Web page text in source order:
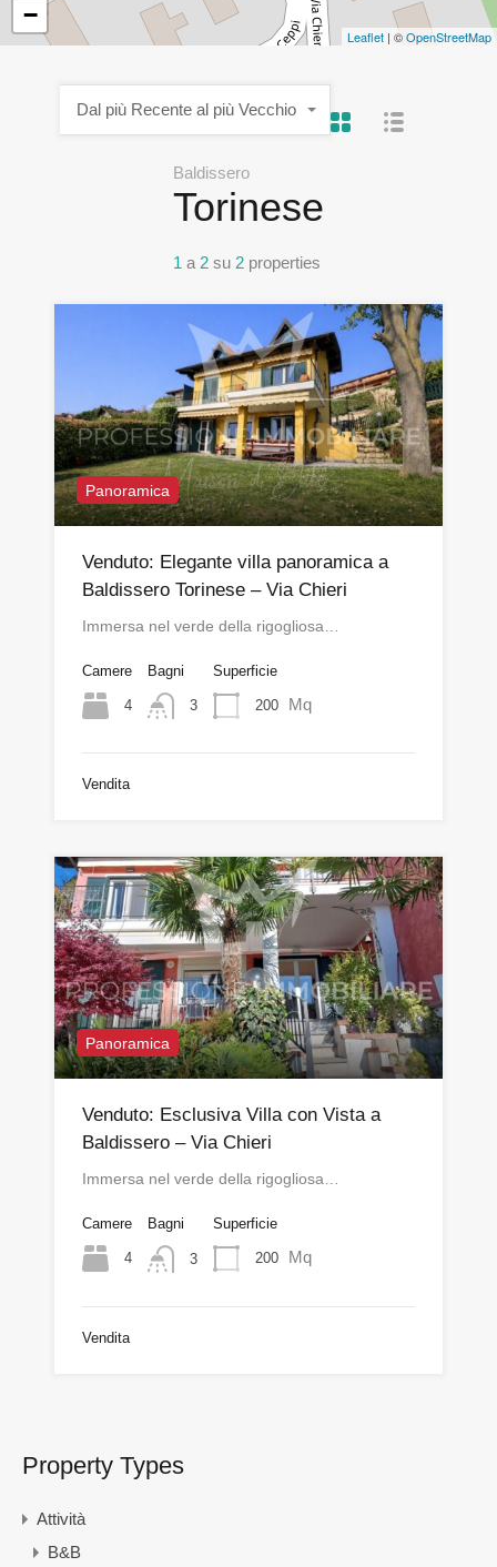
−
Leaflet | ©OpenStreetMap
Baldissero
Torinese
1 a 2 su 2 properties
Dal più Recente al più Vecchio
Panoramica
Venduto: Elegante villa panoramica a
Baldissero Torinese – Via Chieri
Immersa nel verde della rigogliosa…
Camere
4
Bagni
3
Superficie
200 Mq
Vendita
Panoramica
Venduto: Esclusiva Villa con Vista a
Baldissero – Via Chieri
Immersa nel verde della rigogliosa…
Camere
4
Bagni
3
Superficie
200 Mq
Vendita
Property Types
Attività
B&B